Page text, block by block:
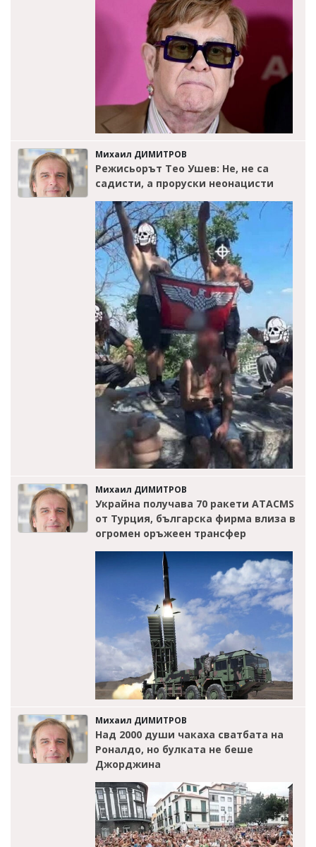
Михаил ДИМИТРОВ
Режисьорът Тео Ушев: Не, не са
садисти, а проруски неонацисти
Михаил ДИМИТРОВ
Украйна получава 70 ракети ATACMS
от Турция, българска фирма влиза в
огромен оръжеен трансфер
Михаил ДИМИТРОВ
Над 2000 души чакаха сватбата на
Роналдо, но булката не беше
Джорджина